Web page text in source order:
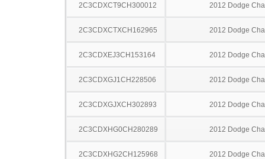
2C3CDXCT9CH300012 2012 Dodge
2C3CDXCTXCH162965 2012 Dodge
2C3CDXEJ3CH153164 2012 Dodge
2C3CDXGJ1CH228506 2012 Dodge
2C3CDXGJXCH302893 2012 Dodge
2C3CDXHG0CH280289 2012 Dodge
2C3CDXHG2CH125968 2012 Dodge